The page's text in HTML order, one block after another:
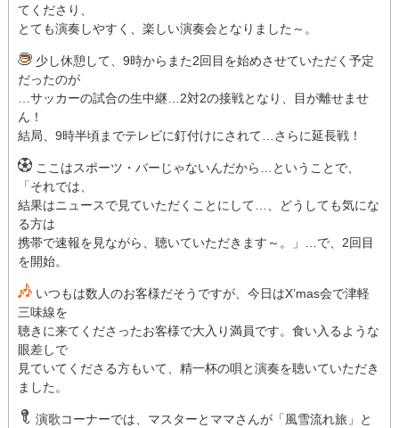
てくださり、
とても演奏しやすく、楽しい演奏会となりました～。
少し休憩して、9時からまた2回目を始めさせていただく予定
だったのが
…サッカーの試合の生中継…2対2の接戦となり、目が離せませ
ん！
結局、9時半頃までテレビに釘付けにされて…さらに延長戦！
ここはスポーツ・バーじゃないんだから…ということで、
「それでは、
結果はニュースで見ていただくことにして…、どうしても気にな
る方は
携帯で速報を見ながら、聴いていただきます～。」…で、2回目
を開始。
いつもは数人のお客様だそうですが、今日はX’mas会で津軽
三味線を
聴きに来てくださったお客様で大入り満員です。食い入るような
眼差しで
見ていてくださる方もいて、精一杯の唄と演奏を聴いていただき
ました。
演歌コーナーでは、マスターとママさんが「風雪流れ旅」と